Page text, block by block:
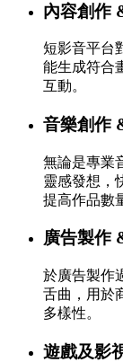
內容創作
短影音平台
能生成符合
互動。
音樂創作
無論是專業
靈感發想，
提高作品數
廣告製作
於廣告製作
舌曲，用於
多樣性。
遊戲及影